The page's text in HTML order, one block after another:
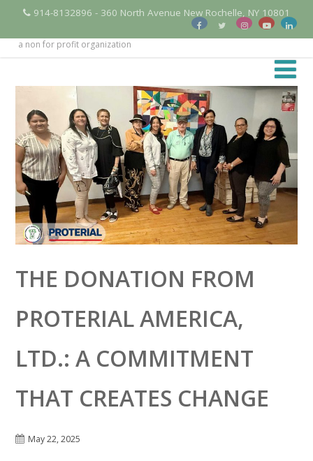
914-8132896 - 360 North Avenue New Rochelle, NY 10801
a non for profit organization
THE DONATION FROM
PROTERIAL AMERICA,
LTD.: A COMMITMENT
THAT CREATES CHANGE
May 22, 2025